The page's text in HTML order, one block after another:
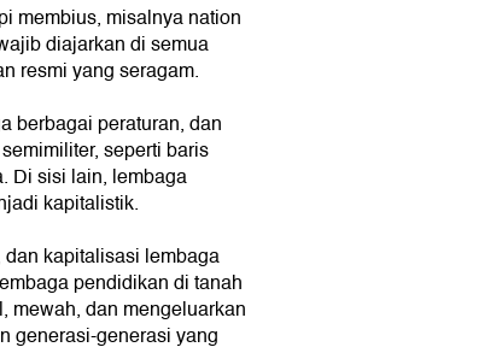
membius, misalnya nation
diajarkan di semua
resmi yang seragam.
berbagai peraturan, dan
seperti baris
Di sisi lain, lembaga
kapitalistik.
kapitalisasi lembaga
pendidikan di tanah
mewah, dan mengeluarkan
generasi-generasi yang